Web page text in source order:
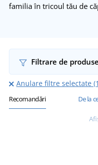
familia în tricoul tău de
Filtrare de produse
Anulare filtre selectate
Recomandări De la